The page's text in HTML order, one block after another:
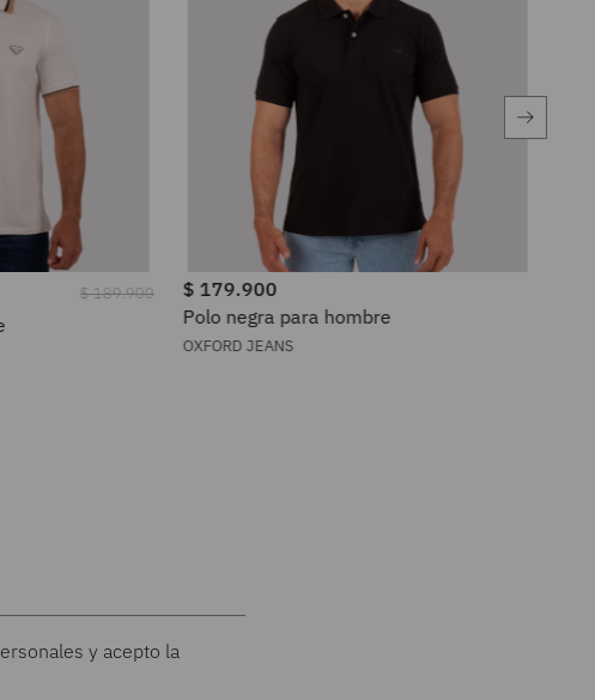
$189.900 $ 179.900
Polo negra para hombre
OXFORD JEANS
y acepto la